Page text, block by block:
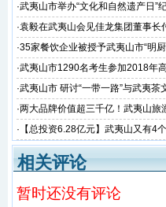
·武夷山市举办“文化和自然遗产日”
·袁毅在武夷山会见佳龙集团董事长
·35家餐饮企业被授予武夷山市“明
位
·武夷山市1290名考生参加2018年
·武夷山市 研讨“一带一路”与武夷茶
看这里~
·两大品牌价值超三千亿！武夷山旅
品牌价值评价”榜
· 【总投资6.28亿元】武夷山又有4
目涉及茶旅、交通、美丽乡村建设...
相关评论
暂时还没有评论